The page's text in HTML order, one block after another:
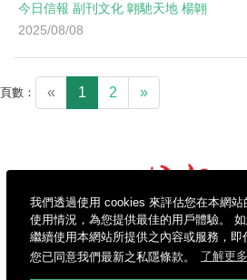
我們透過使用 cookies 來評估您在本網站
使用情況，為您提供最佳的用戶體驗。
繼續使用本網站所提供之內容或服務，即
您已同意我們最新之私隱條款。
了解更多
今日信報 副刊文化 翺馳天地 楊翺
2025/08/08
頁數： « 1 2 »
信報財經新聞有限公司版權所
Copyright © 2026 Hong Kong